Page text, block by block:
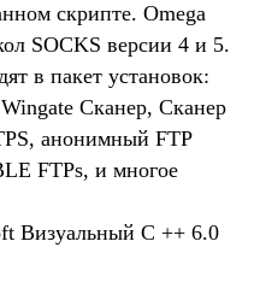
скрипте. Omega
SOCKS версии 4 и 5.
в пакет установок:
Сканер, Сканер
анонимный FTP
FTPs, и многое
Визуальный C ++ 6.0